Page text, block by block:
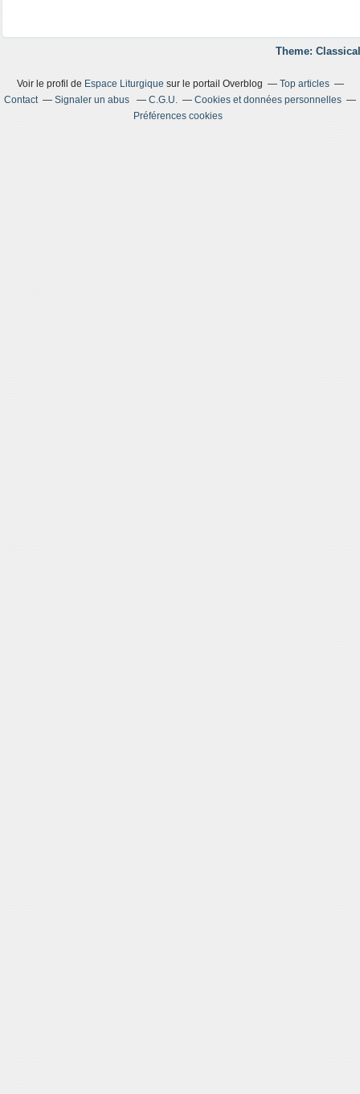
Theme:
Voir le profil de Espace Liturgiquesur le portail Overblog
Top articles
Contact
Signaler un abus C.G.U.
Cookies et données personnelles
Préférences cookies